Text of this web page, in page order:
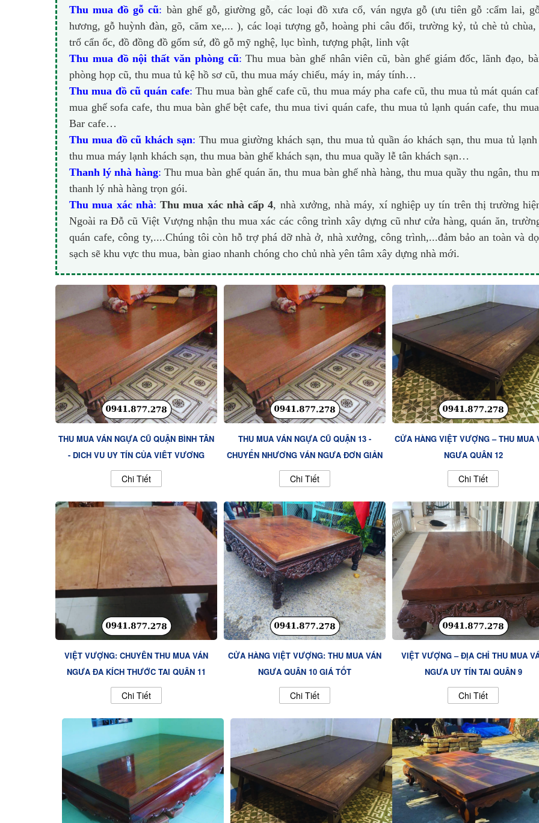
Thu mua đồ gỗ cũ: bàn ghế gỗ, giường gỗ, các loại đồ xưa cổ, ván ngựa gỗ (ưu tiên gỗ :cẩm lai,
hương, gỗ huỳnh đàn, gõ, căm xe,... ), các loại tượng gỗ, hoàng phi câu đối, trường kỷ, tủ chè tủ chùa,
trổ cẩn ốc, đồ đồng đồ gốm sứ, đồ gỗ mỹ nghệ, lục bình, tượng phật, linh vật
Thu mua đồ nội thất văn phòng cũ: Thu mua bàn ghế nhân viên cũ, bàn ghế giám đốc, lãnh đạo,
phòng họp cũ, thu mua tủ kệ hồ sơ cũ, thu mua máy chiếu, máy in, máy tính…
Thu mua đồ cũ quán cafe: Thu mua bàn ghế cafe cũ, thu mua máy pha cafe cũ, thu mua tủ mát quán
mua ghế sofa cafe, thu mua bàn ghế bệt cafe, thu mua tivi quán cafe, thu mua tủ lạnh quán cafe, thu
Bar cafe…
Thu mua đồ cũ khách sạn: Thu mua giường khách sạn, thu mua tủ quần áo khách sạn, thu mua tủ
thu mua máy lạnh khách sạn, thu mua bàn ghế khách sạn, thu mua quầy lễ tân khách sạn…
Thanh lý nhà hàng: Thu mua bàn ghế quán ăn, thu mua bàn ghế nhà hàng, thu mua quầy thu ngân, thu
thanh lý nhà hàng trọn gói.
Thu mua xác nhà: Thu mua xác nhà cấp 4, nhà xưởng, nhà máy, xí nghiệp uy tín trên thị trường
Ngoài ra Đỗ cũ Việt Vượng nhận thu mua xác các công trình xây dựng cũ như cửa hàng, quán ăn,
quán cafe, công ty,....Chúng tôi còn hỗ trợ phá dỡ nhà ở, nhà xưởng, công trình,...đảm bảo an toàn và
sạch sẽ khu vực thu mua, bàn giao nhanh chóng cho chủ nhà yên tâm xây dựng nhà mới.
THU MUA VÁN NGỰA CŨ QUẬN BÌNH TÂN
- DỊCH VỤ UY TÍN CỦA VIỆT VƯỢNG
Chi Tiết
THU MUA VÁN NGỰA CŨ QUẬN 13 -
CHUYỂN NHƯỢNG VÁN NGỰA ĐƠN GIẢN
Chi Tiết
CỬA HÀNG VIỆT VƯỢNG – THU MUA
NGỰA QUẬN 12
Chi Tiết
VIỆT VƯỢNG: CHUYÊN THU MUA VÁN
NGỰA ĐA KÍCH THƯỚC TẠI QUẬN 11
Chi Tiết
CỬA HÀNG VIỆT VƯỢNG: THU MUA VÁN
NGỰA QUẬN 10 GIÁ TỐT
Chi Tiết
VIỆT VƯỢNG – ĐỊA CHỈ THU MUA
NGỰA UY TÍN TẠI QUẬN 9
Chi Tiết